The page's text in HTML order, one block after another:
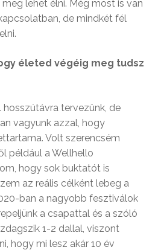
lehet élni. Még most is van
de mindkét fél
életed végéig meg tudsz
tervezünk, de
vagyunk azzal, hogy
Volt szerencsém
például a Wellhello
hogy sok buktatót is
az reális célként lebeg a
ban a nagyobb fesztiválok
a csapattal és a szóló
1-2 dallal, viszont
hogy mi lesz akár 10 év